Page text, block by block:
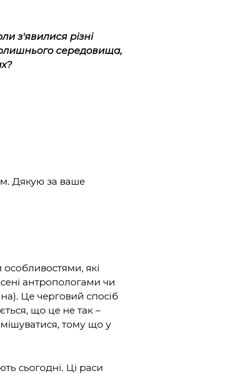
з'явилися різні
середовища,
Дякую за ваше
які
антропологами чи
Це черговий спосіб
що це не так –
тому що у
сьогодні. Ці раси